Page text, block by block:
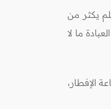
يكثر من
ما لا
الإفطار،